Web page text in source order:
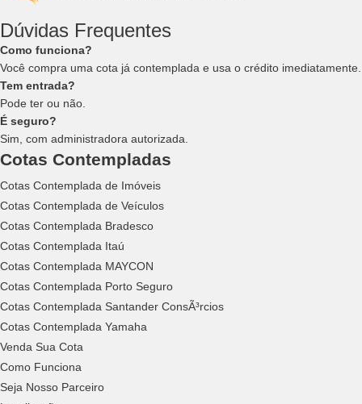
Dúvidas Frequentes
Como funciona?
Você compra uma cota já contemplada e usa o crédito imediatamente.
Tem entrada?
Pode ter ou não.
É seguro?
Sim, com administradora autorizada.
Cotas Contempladas
Cotas Contemplada de Imóveis
Cotas Contemplada de Veículos
Cotas Contemplada Bradesco
Cotas Contemplada Itaú
Cotas Contemplada MAYCON
Cotas Contemplada Porto Seguro
Cotas Contemplada Santander ConsÃ³rcios
Cotas Contemplada Yamaha
Venda Sua Cota
Como Funciona
Seja Nosso Parceiro